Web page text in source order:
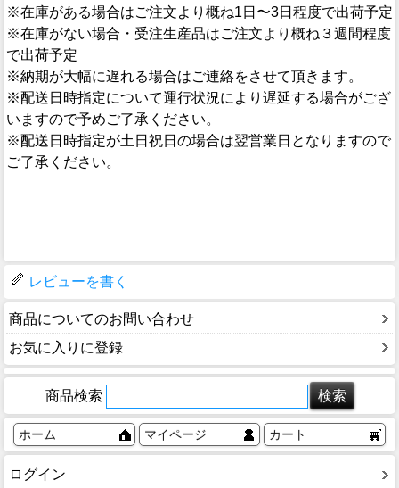
※在庫がある場合はご注文より概ね1日〜3日程度で出荷予定
※在庫がない場合・受注生産品はご注文より概ね３週間程度
で出荷予定
※納期が大幅に遅れる場合はご連絡をさせて頂きます。
※配送日時指定について運行状況により遅延する場合がござ
いますので予めご了承ください。
※配送日時指定が土日祝日の場合は翌営業日となりますので
ご了承ください。
レビューを書く
商品についてのお問い合わせ
お気に入りに登録
商品検索
ホーム マイページ カート
ログイン